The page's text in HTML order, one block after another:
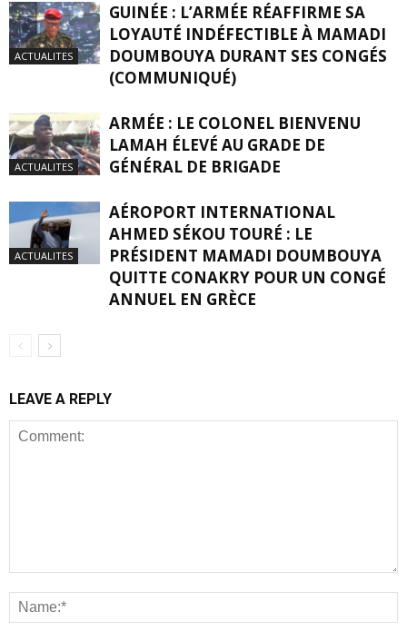
ACTUALITES
GUINÉE : L’ARMÉE RÉAFFIRME SA
LOYAUTÉ INDÉFECTIBLE À MAMADI
DOUMBOUYA DURANT SES CONGÉS
(COMMUNIQUÉ)
ACTUALITES
ARMÉE : LE COLONEL BIENVENU
LAMAH ÉLEVÉ AU GRADE DE
GÉNÉRAL DE BRIGADE
ACTUALITES
AÉROPORT INTERNATIONAL
AHMED SÉKOU TOURÉ : LE
PRÉSIDENT MAMADI DOUMBOUYA
QUITTE CONAKRY POUR UN CONGÉ
ANNUEL EN GRÈCE
LEAVE A REPLY